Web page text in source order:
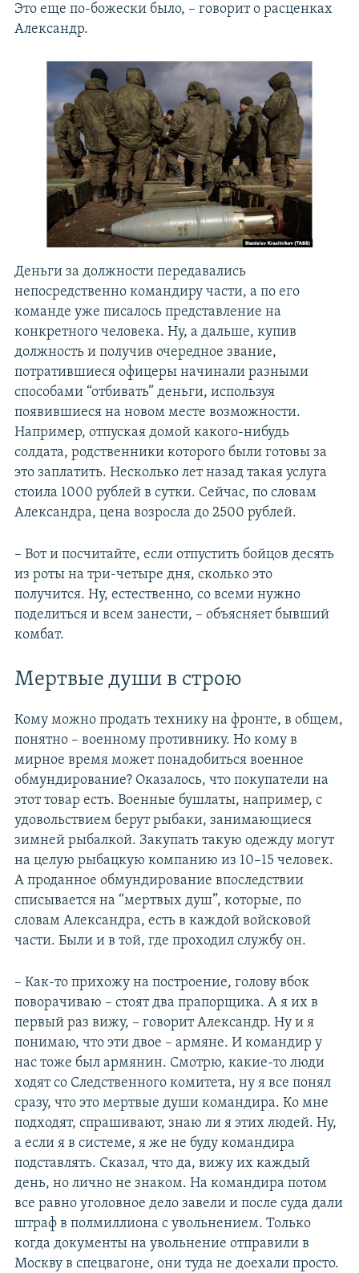
Это еще по-божески было, – говорит о расценках
Александр.
Деньги за должности передавались
непосредственно командиру части, а по его
команде уже писалось представление на
конкретного человека. Ну, а дальше, купив
должность и получив очередное звание,
потратившиеся офицеры начинали разными
способами “отбивать” деньги, используя
появившиеся на новом месте возможности.
Например, отпуская домой какого-нибудь
солдата, родственники которого были готовы за
это заплатить. Несколько лет назад такая услуга
стоила 1000 рублей в сутки. Сейчас, по словам
Александра, цена возросла до 2500 рублей.
– Вот и посчитайте, если отпустить бойцов десять
из роты на три-четыре дня, сколько это
получится. Ну, естественно, со всеми нужно
поделиться и всем занести, – объясняет бывший
комбат.
Мертвые души в строю
Кому можно продать технику на фронте, в общем,
понятно – военному противнику. Но кому в
мирное время может понадобиться военное
обмундирование? Оказалось, что покупатели на
этот товар есть. Военные бушлаты, например, с
удовольствием берут рыбаки, занимающиеся
зимней рыбалкой. Закупать такую одежду могут
на целую рыбацкую компанию из 10–15 человек.
А проданное обмундирование впоследствии
списывается на “мертвых душ”, которые, по
словам Александра, есть в каждой войсковой
части. Были и в той, где проходил службу он.
– Как-то прихожу на построение, голову вбок
поворачиваю – стоят два прапорщика. А я их в
первый раз вижу, – говорит Александр. Ну и я
понимаю, что эти двое – армяне. И командир у
нас тоже был армянин. Смотрю, какие-то люди
ходят со Следственного комитета, ну я все понял
сразу, что это мертвые души командира. Ко мне
подходят, спрашивают, знаю ли я этих людей. Ну,
а если я в системе, я же не буду командира
подставлять. Сказал, что да, вижу их каждый
день, но лично не знаком. На командира потом
все равно уголовное дело завели и после суда дали
штраф в полмиллиона с увольнением. Только
когда документы на увольнение отправили в
Москву в спецвагоне, они туда не доехали просто.